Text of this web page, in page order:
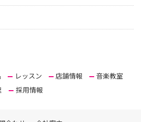
レッスン 店舗情報
音楽教室
採用情報